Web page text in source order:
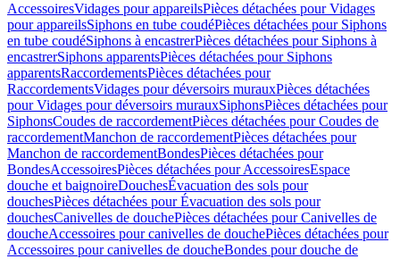
AccessoiresVidages pour appareilsPièces détachées pour Vidages
pour appareilsSiphons en tube coudéPièces détachées pour Siphons
en tube coudéSiphons à encastrerPièces détachées pour Siphons à
encastrerSiphons apparentsPièces détachées pour Siphons
apparentsRaccordementsPièces détachées pour
RaccordementsVidages pour déversoirs murauxPièces détachées
pour Vidages pour déversoirs murauxSiphonsPièces détachées pour
SiphonsCoudes de raccordementPièces détachées pour Coudes de
raccordementManchon de raccordementPièces détachées pour
Manchon de raccordementBondesPièces détachées pour
BondesAccessoiresPièces détachées pour AccessoiresEspace
douche et baignoireDouchesÉvacuation des sols pour
douchesPièces détachées pour Évacuation des sols pour
douchesCanivelles de douchePièces détachées pour Canivelles de
doucheAccessoires pour canivelles de douchePièces détachées pour
Accessoires pour canivelles de doucheBondes pour douche de